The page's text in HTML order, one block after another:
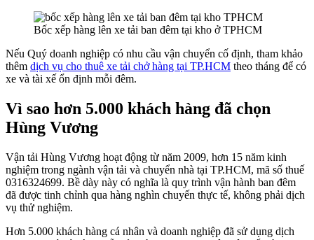
Bốc xếp hàng lên xe tải ban đêm tại kho ở TPHCM
Nếu Quý doanh nghiệp có nhu cầu vận chuyển cố định, tham khảo
thêm dịch vụ cho thuê xe tải chở hàng tại TP.HCM theo tháng để có
xe và tài xế ổn định mỗi đêm.
Vì sao hơn 5.000 khách hàng đã chọn
Hùng Vương
Vận tải Hùng Vương hoạt động từ năm 2009, hơn 15 năm kinh
nghiệm trong ngành vận tải và chuyển nhà tại TP.HCM, mã số thuế
0316324699. Bề dày này có nghĩa là quy trình vận hành ban đêm
đã được tinh chỉnh qua hàng nghìn chuyến thực tế, không phải dịch
vụ thử nghiệm.
Hơn 5.000 khách hàng cá nhân và doanh nghiệp đã sử dụng dịch